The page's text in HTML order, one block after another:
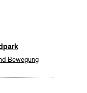
Bewegung